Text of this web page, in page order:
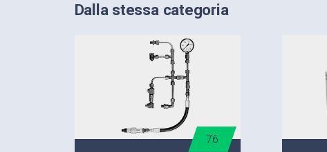
Dalla stessa categoria
76